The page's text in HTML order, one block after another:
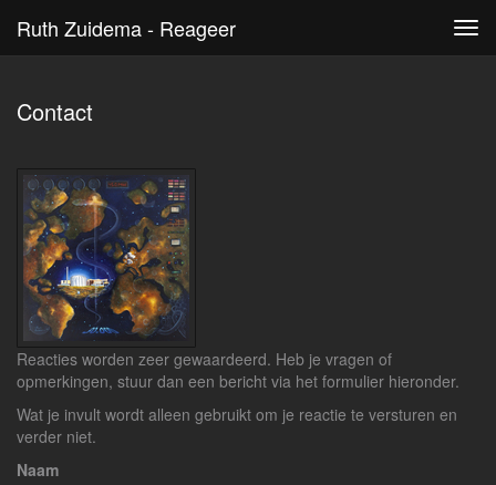
Ruth Zuidema - Reageer
Contact
Reacties worden zeer gewaardeerd. Heb je vragen of
opmerkingen, stuur dan een bericht via het formulier hieronder.
Wat je invult wordt alleen gebruikt om je reactie te versturen en
verder niet.
Naam